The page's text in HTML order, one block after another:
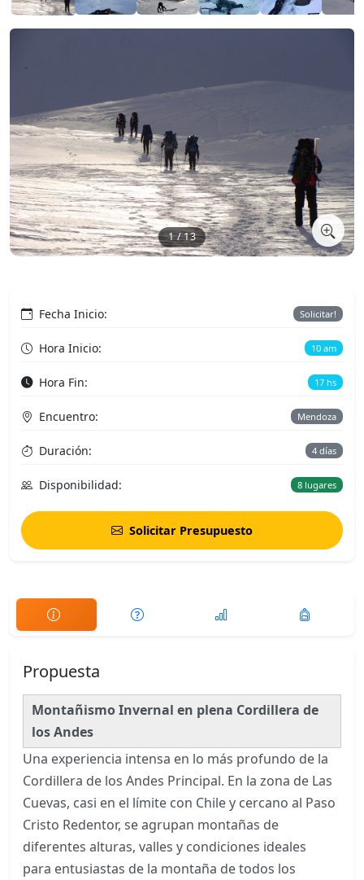
1 / 13
Fecha Inicio: Solicitar!
Hora Inicio: 10 am
Hora Fin: 17 hs
Encuentro: Mendoza
Duración: 4 días
Disponibilidad: 8 lugares
Solicitar Presupuesto
Propuesta
Montañismo Invernal en plena Cordillera de
los Andes
Una experiencia intensa en lo más profundo de la
Cordillera de los Andes Principal. En la zona de Las
Cuevas, casi en el límite con Chile y cercano al Paso
Cristo Redentor, se agrupan montañas de
diferentes alturas, valles y condiciones ideales
para entusiastas de la montaña de todos los